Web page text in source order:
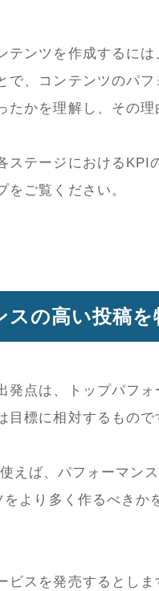
テンツを作成するに
で、コンテンツのパ
かを理解し、その理
ステージにおけるKPI
ご覧ください。
の高い投稿を
発点は、トップパフ
標に相対するもので
えば、パフォーマン
より多く作るべきか
ビスを発売するとし